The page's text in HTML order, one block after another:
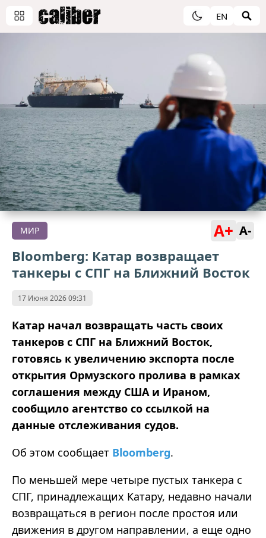
EN
МИР A+ A-
Bloomberg: Катар возвращает
танкеры с СПГ на Ближний Восток
17 Июня 2026 09:31
Катар начал возвращать часть своих
танкеров с СПГ на Ближний Восток,
готовясь к увеличению экспорта после
открытия Ормузского пролива в рамках
соглашения между США и Ираном,
сообщило агентство со ссылкой на
данные отслеживания судов.
Об этом сообщает Bloomberg.
По меньшей мере четыре пустых танкера с
СПГ, принадлежащих Катару, недавно начали
возвращаться в регион после простоя или
движения в другом направлении, а еще одно